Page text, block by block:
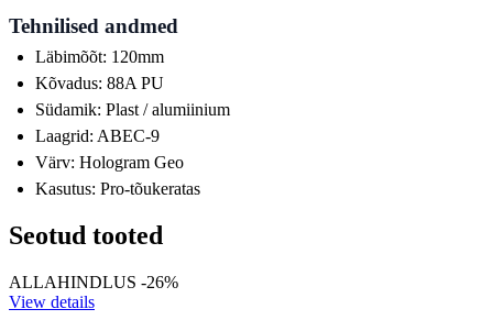
Tehnilised andmed
Läbimõõt: 120mm
Kõvadus: 88A PU
Südamik: Plast / alumiinium
Laagrid: ABEC-9
Värv: Hologram Geo
Kasutus: Pro-tõukeratas
Seotud tooted
ALLAHINDLUS -26%
View details